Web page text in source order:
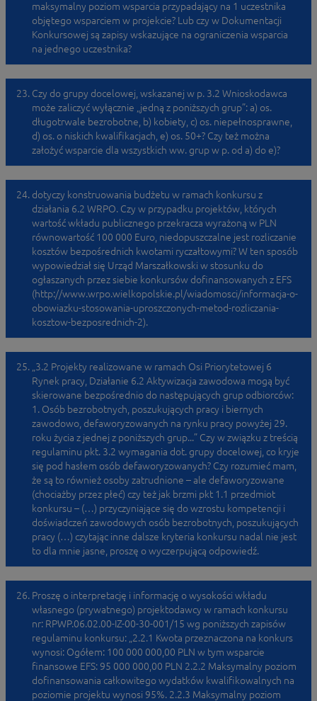
maksymalny poziom wsparcia przypadający na 1 uczestnika
objętego wsparciem w projekcie? Lub czy w Dokumentacji
Konkursowej są zapisy wskazujące na ograniczenia wsparcia
na jednego uczestnika?
Czy do grupy docelowej, wskazanej w p. 3.2 Wnioskodawca
może zaliczyć wyłącznie „jedną z poniższych grup”: a) os.
długotrwale bezrobotne, b) kobiety, c) os. niepełnosprawne,
d) os. o niskich kwalifikacjach, e) os. 50+? Czy też można
założyć wsparcie dla wszystkich ww. grup w p. od a) do e)?
dotyczy konstruowania budżetu w ramach konkursu z
działania 6.2 WRPO. Czy w przypadku projektów, których
wartość wkładu publicznego przekracza wyrażoną w PLN
równowartość 100 000 Euro, niedopuszczalne jest rozliczanie
kosztów bezpośrednich kwotami ryczałtowymi? W ten sposób
wypowiedział się Urząd Marszałkowski w stosunku do
ogłaszanych przez siebie konkursów dofinansowanych z EFS
(http://www.wrpo.wielkopolskie.pl/wiadomosci/informacja-o-
obowiazku-stosowania-uproszczonych-metod-rozliczania-
kosztow-bezposrednich-2).
„3.2 Projekty realizowane w ramach Osi Priorytetowej 6
Rynek pracy, Działanie 6.2 Aktywizacja zawodowa mogą być
skierowane bezpośrednio do następujących grup odbiorców:
1. Osób bezrobotnych, poszukujących pracy i biernych
zawodowo, defaworyzowanych na rynku pracy powyżej 29.
roku życia z jednej z poniższych grup...” Czy w związku z treścią
regulaminu pkt. 3.2 wymagania dot. grupy docelowej, co kryje
się pod hasłem osób defaworyzowanych? Czy rozumieć mam,
że są to również osoby zatrudnione – ale defaworyzowane
(chociażby przez płeć) czy też jak brzmi pkt 1.1 przedmiot
konkursu – (…) przyczyniające się do wzrostu kompetencji i
doświadczeń zawodowych osób bezrobotnych, poszukujących
pracy (…) czytając inne dalsze kryteria konkursu nadal nie jest
to dla mnie jasne, proszę o wyczerpującą odpowiedź.
Proszę o interpretację i informację o wysokości wkładu
własnego (prywatnego) projektodawcy w ramach konkursu
nr: RPWP.06.02.00-IZ-00-30-001/15 wg poniższych zapisów
regulaminu konkursu: „2.2.1 Kwota przeznaczona na konkurs
wynosi: Ogółem: 100 000 000,00 PLN w tym wsparcie
finansowe EFS: 95 000 000,00 PLN 2.2.2 Maksymalny poziom
dofinansowania całkowitego wydatków kwalifikowalnych na
poziomie projektu wynosi 95%. 2.2.3 Maksymalny poziom